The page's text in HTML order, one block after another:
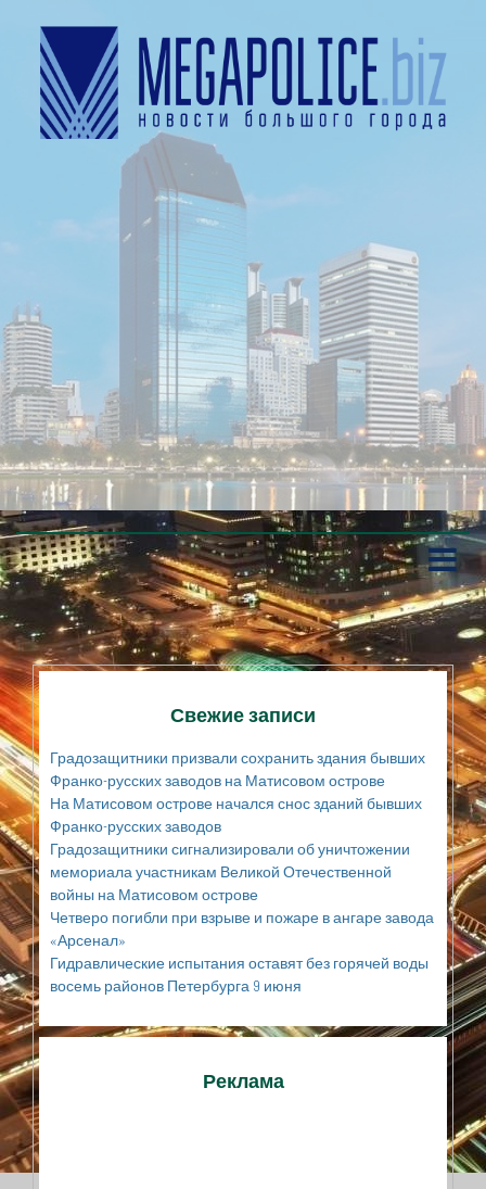
П
е
р
е
й
т
и
с
д
е
р
а
н
и
ю
Свежие записи
Градозащитники призвали сохранить здания бывших
Франко-русских заводов на Матисовом острове
На Матисовом острове начался снос зданий бывших
Франко-русских заводов
Градозащитники сигнализировали об уничтожении
мемориала участникам Великой Отечественной
войны на Матисовом острове
Четверо погибли при взрыве и пожаре в ангаре завода
«Арсенал»
Гидравлические испытания оставят без горячей воды
восемь районов Петербурга 9 июня
Реклама